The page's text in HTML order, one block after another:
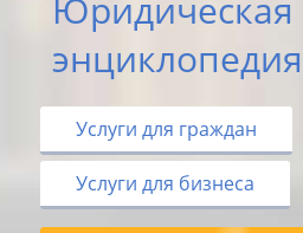
Юридическая
Услуги для граждан
Услуги для бизнеса